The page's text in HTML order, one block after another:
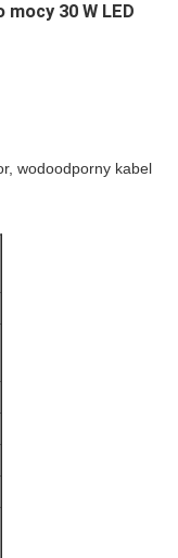
30 W LED
wodoodporny kabel